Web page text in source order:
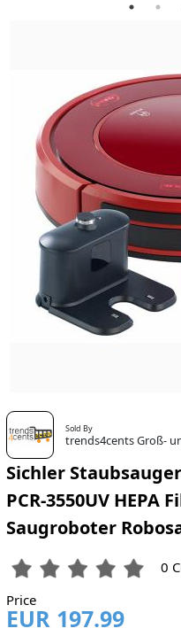
Sold By
trends4cents Groß-
Sichler
PCR-3550UV HEPA
Saugroboter
0
Price
EUR 197.99